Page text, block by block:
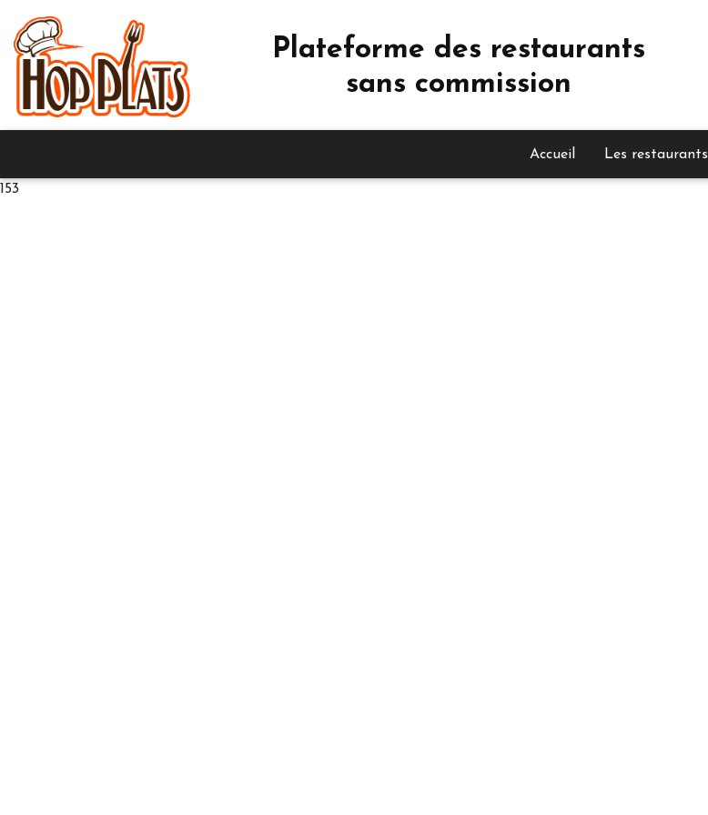
Plateforme des restaurants
sans commission
Accueil Les restaurants
153